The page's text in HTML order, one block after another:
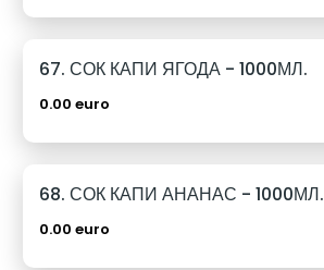
67. СОК КАПИ ЯГОДА - 1000МЛ.
0.00 euro
68. СОК КАПИ АНАНАС - 1000МЛ.
0.00 euro